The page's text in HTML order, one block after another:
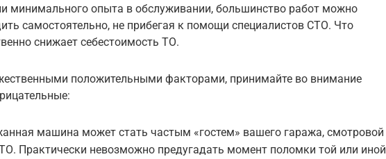
минимального опыта в обслуживании, большинство работ можно
самостоятельно, не прибегая к помощи специалистов СТО. Что
снижает себестоимость ТО.
положительными факторами, принимайте во внимание
машина может стать частым «гостем» вашего гаража, смотровой
Практически невозможно предугадать момент поломки той или иной